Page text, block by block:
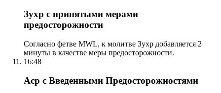
Зухр с принятыми мерами
предосторожности
Согласно фетве MWL, к молитве Зухр добавляется 2
минуты в качестве меры предосторожности.
16:48
Аср с Введенными Предосторожностями